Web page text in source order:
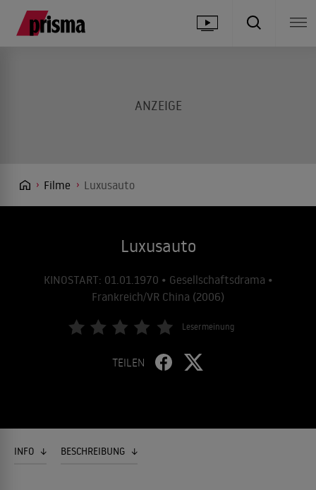
Filme Luxusauto
Luxusauto
KINOSTART: 01.01.1970 • Gesellschaftsdrama •
Frankreich/VR China (2006)
Lesermeinung
TEILEN
INFO BESCHREIBUNG